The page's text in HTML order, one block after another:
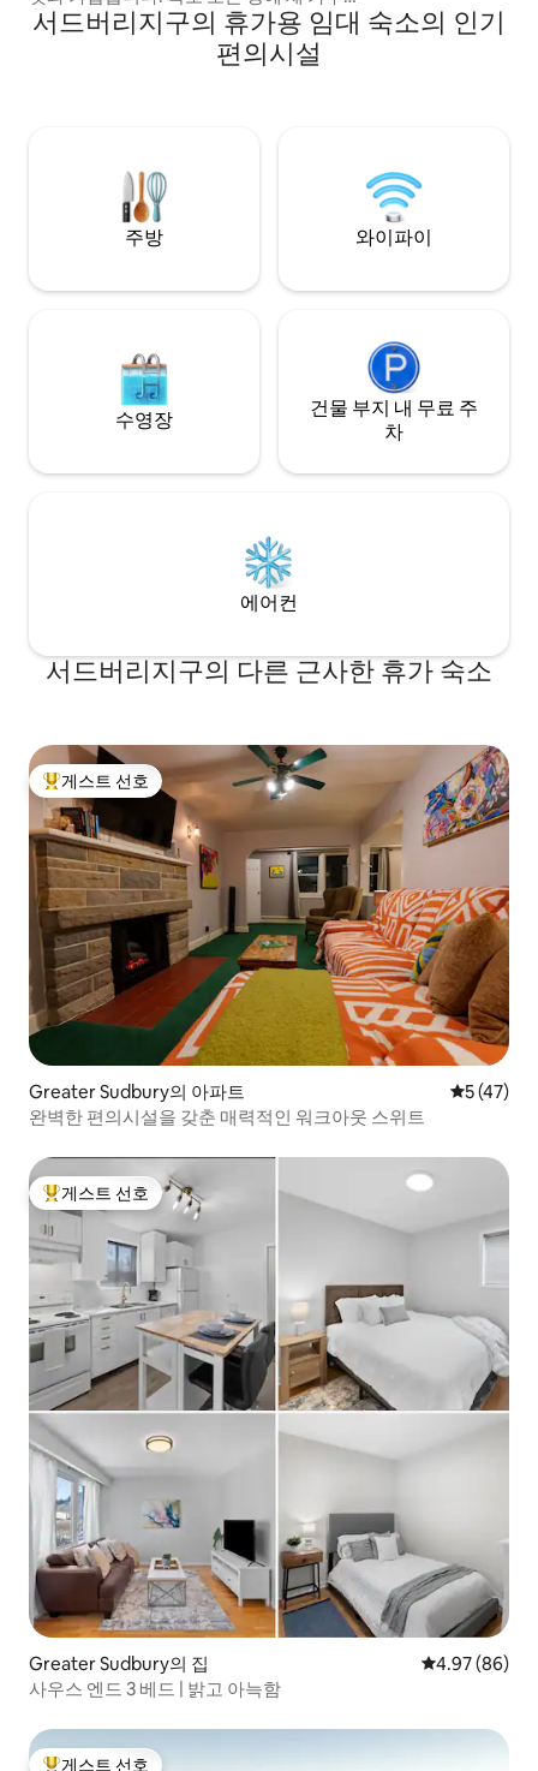
있습니다! 가구가 완비된 주방과 울타리로
둘러싸인 전용 뒷마당! 퀸사이즈 침대 3개,
가죽 소파 + 전기 리클라이너. 2대 주차. 가
배/대마초 불가입니다. 지하실도 에어비앤
비로 사용됩니다.
드베리의 4 코너스
니다. 최근 현대적인 주방🍳, 아치형 천장,
서드버리지구의 휴가용 임대 숙소의 인기
편의시설
주방 와이파이
수영장
건물 부지 내 무료 주
차
에어컨
서드버리지구의 다른 근사한 휴가 숙소
상위 게스트 선호
게스트 선호
Greater Sudbury의 아파트 평점 5점
5 (47)
완벽한 편의시설을 갖춘 매력적인 워크아웃 스위트
상위 게스트 선호
게스트 선호
Greater Sudbury의 집 평점 4.97점(5
4.97 (86)
사우스 엔드 3 베드 | 밝고 아늑함
게스트 선호